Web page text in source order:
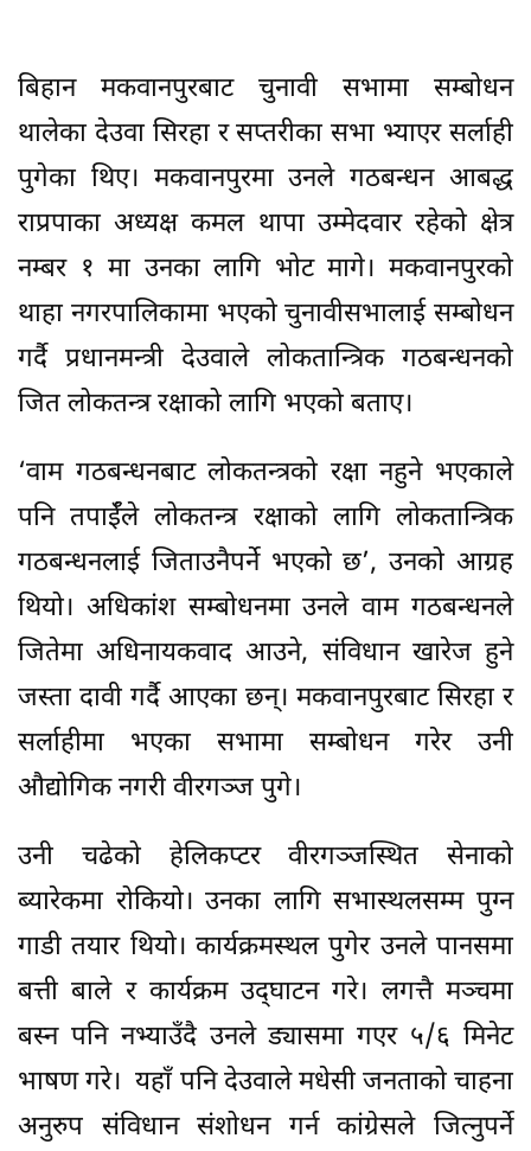
बिहान मकवानपुरबाट चुनावी सभामा सम्बोधन
थालेका देउवा सिरहा र सप्तरीका सभा भ्याएर सर्लाही
पुगेका थिए। मकवानपुरमा उनले गठबन्धन आबद्ध
राप्रपाका अध्यक्ष कमल थापा उम्मेदवार रहेको क्षेत्र
नम्बर १ मा उनका लागि भोट मागे। मकवानपुरको
थाहा नगरपालिकामा भएको चुनावीसभालाई सम्बोधन
गर्दै प्रधानमन्त्री देउवाले लोकतान्त्रिक गठबन्धनको
जित लोकतन्त्र रक्षाको लागि भएको बताए।
‘वाम गठबन्धनबाट लोकतन्त्रको रक्षा नहुने भएकाले
पनि तपाईँले लोकतन्त्र रक्षाको लागि लोकतान्त्रिक
गठबन्धनलाई जिताउनैपर्ने भएको छ’, उनको आग्रह
थियो। अधिकांश सम्बोधनमा उनले वाम गठबन्धनले
जितेमा अधिनायकवाद आउने, संविधान खारेज हुने
जस्ता दावी गर्दै आएका छन्। मकवानपुरबाट सिरहा र
सर्लाहीमा भएका सभामा सम्बोधन गरेर उनी
‍औद्योगिक नगरी वीरगञ्ज पुगे।
उनी चढेको हेलिकप्टर वीरगञ्जस्थित सेनाको
ब्यारेकमा रोकियो। उनका लागि सभास्थलसम्म पुग्न
गाडी तयार थियो। कार्यक्रमस्थल पुगेर उनले पानसमा
बत्ती बाले र कार्यक्रम उद्‍घाटन गरे। लगत्तै मञ्चमा
बस्न पनि नभ्याउँदै उनले ड्यासमा गएर ५/६ मिनेट
भाषण गरे। यहाँ पनि देउवाले मधेसी जनताको चाहना
अनुरुप संविधान संशोधन गर्न कांग्रेसले जित्नुपर्ने